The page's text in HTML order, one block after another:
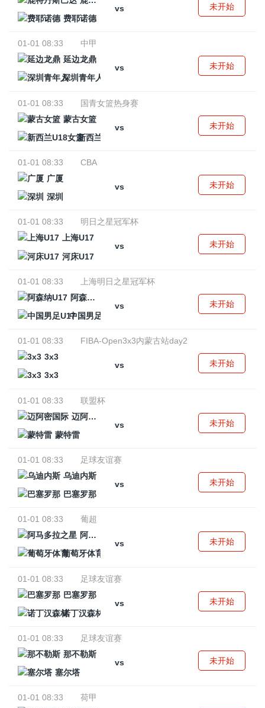
vs
费耶诺德
未开始
01-01 08:33
中甲
延边龙鼎
vs
深圳青年人
未开始
01-01 08:33
国青女篮热身赛
蒙古女篮
vs
新西兰U18女篮
未开始
01-01 08:33
CBA
广厦
vs
深圳
未开始
01-01 08:33
明日之星冠军杯
上海U17
vs
河床U17
未开始
01-01 08:33
上海明日之星冠军杯
阿森纳U17
vs
中国男足U17
未开始
01-01 08:33
FIBA-Open3x3内蒙古站day2
3x3
vs
3x3
未开始
01-01 08:33
联盟杯
迈阿密国际
vs
蒙特雷
未开始
01-01 08:33
足球友谊赛
乌迪内斯
vs
巴塞罗那
未开始
01-01 08:33
葡超
阿马多拉之星
vs
葡萄牙体育
未开始
01-01 08:33
足球友谊赛
巴塞罗那
vs
诺丁汉森林
未开始
01-01 08:33
足球友谊赛
那不勒斯
vs
塞尔塔
未开始
01-01 08:33
荷甲